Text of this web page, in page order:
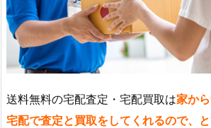
送料無料の宅配査定・宅配買取は家か
宅配で査定と買取をしてくれるので、